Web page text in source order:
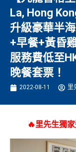
La, Hong
升級豪華半
+早餐+黃昏
服務費低至
晚餐套票！
2022-08-11 里
🔥里先生獨